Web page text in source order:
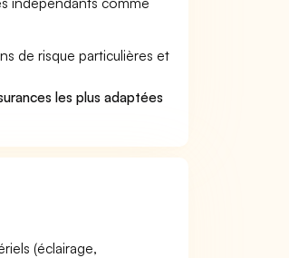
de risque particulières et
les plus adaptées
(éclairage,